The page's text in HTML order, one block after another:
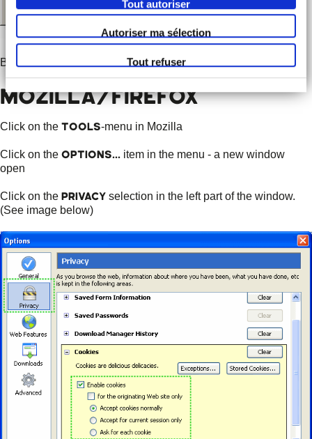
Tout autoriser
Autoriser ma sélection
Tout refuser
Back to Top
MOZILLA/FIREFOX
Click on the Tools-menu in Mozilla
Click on the Options... item in the menu - a new window
open
Click on the Privacy selection in the left part of the window.
(See image below)